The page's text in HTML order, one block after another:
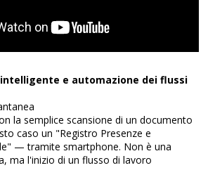
e automazione dei flussi
la semplice scansione di un documento
caso un "Registro Presenze e
— tramite smartphone. Non è una
ma l'inizio di un flusso di lavoro